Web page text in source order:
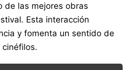
de las mejores obras
Esta interacción
y fomenta un sentido de